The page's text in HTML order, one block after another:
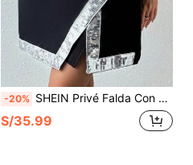
-20% SHEIN Privé Falda Con Dobladillo Asimétrico Con Lentejuelas En Contraste
S/35.99